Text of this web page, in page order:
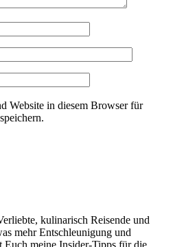
Website in diesem Browser für
kulinarisch Reisende und
mehr Entschleunigung und